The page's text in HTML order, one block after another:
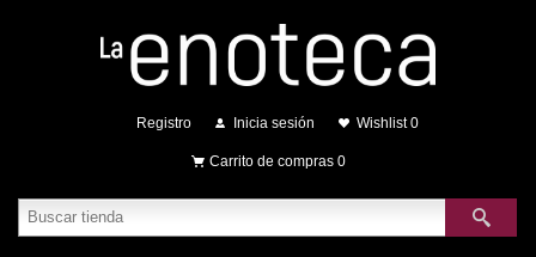
Registro Inicia sesión Wishlist 0
Carrito de compras 0